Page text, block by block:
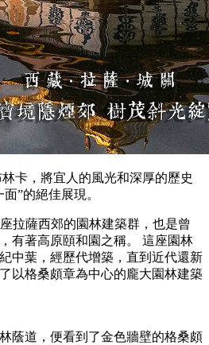
卡，將宜人的風光和深厚的歷史
”的絕佳展現。
拉薩西郊的園林建築群，也是曾
有著高原頤和園之稱。 這座園林
中葉，經歷代增築，直到近代還新
以格桑頗章為中心的龐大園林建築
蔭道，便看到了金色牆壁的格桑頗